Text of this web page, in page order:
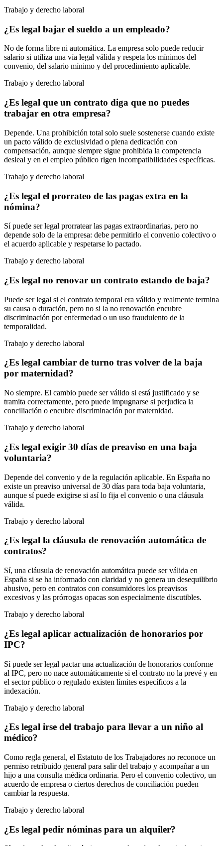
Trabajo y derecho laboral
¿Es legal bajar el sueldo a un empleado?
No de forma libre ni automática. La empresa solo puede reducir
salario si utiliza una vía legal válida y respeta los mínimos del
convenio, del salario mínimo y del procedimiento aplicable.
Trabajo y derecho laboral
¿Es legal que un contrato diga que no puedes
trabajar en otra empresa?
Depende. Una prohibición total solo suele sostenerse cuando existe
un pacto válido de exclusividad o plena dedicación con
compensación, aunque siempre sigue prohibida la competencia
desleal y en el empleo público rigen incompatibilidades específicas.
Trabajo y derecho laboral
¿Es legal el prorrateo de las pagas extra en la
nómina?
Sí puede ser legal prorratear las pagas extraordinarias, pero no
depende solo de la empresa: debe permitirlo el convenio colectivo o
el acuerdo aplicable y respetarse lo pactado.
Trabajo y derecho laboral
¿Es legal no renovar un contrato estando de baja?
Puede ser legal si el contrato temporal era válido y realmente termina
su causa o duración, pero no si la no renovación encubre
discriminación por enfermedad o un uso fraudulento de la
temporalidad.
Trabajo y derecho laboral
¿Es legal cambiar de turno tras volver de la baja
por maternidad?
No siempre. El cambio puede ser válido si está justificado y se
tramita correctamente, pero puede impugnarse si perjudica la
conciliación o encubre discriminación por maternidad.
Trabajo y derecho laboral
¿Es legal exigir 30 días de preaviso en una baja
voluntaria?
Depende del convenio y de la regulación aplicable. En España no
existe un preaviso universal de 30 días para toda baja voluntaria,
aunque sí puede exigirse si así lo fija el convenio o una cláusula
válida.
Trabajo y derecho laboral
¿Es legal la cláusula de renovación automática de
contratos?
Sí, una cláusula de renovación automática puede ser válida en
España si se ha informado con claridad y no genera un desequilibrio
abusivo, pero en contratos con consumidores los preavisos
excesivos y las prórrogas opacas son especialmente discutibles.
Trabajo y derecho laboral
¿Es legal aplicar actualización de honorarios por
IPC?
Sí puede ser legal pactar una actualización de honorarios conforme
al IPC, pero no nace automáticamente si el contrato no la prevé y en
el sector público o regulado existen límites específicos a la
indexación.
Trabajo y derecho laboral
¿Es legal irse del trabajo para llevar a un niño al
médico?
Como regla general, el Estatuto de los Trabajadores no reconoce un
permiso retribuido general para salir del trabajo y acompañar a un
hijo a una consulta médica ordinaria. Pero el convenio colectivo, un
acuerdo de empresa o ciertos derechos de conciliación pueden
cambiar la respuesta.
Trabajo y derecho laboral
¿Es legal pedir nóminas para un alquiler?